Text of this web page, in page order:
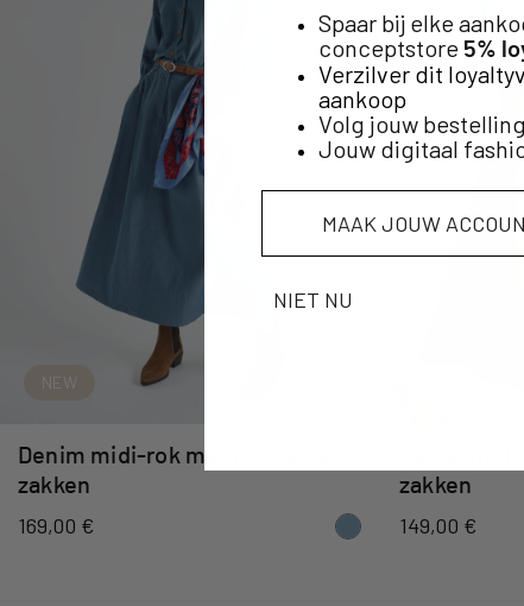
SNEL TOEVOEGEN
NEW
Denim midi-rok met plooien en
zakken
169,00 €
zakken
149,00 €
Spaar bij elke
conceptstore 5%
Verzilver dit
aankoop
Volg jouw
Jouw digitaal
MAAK JOUW
NIET NU